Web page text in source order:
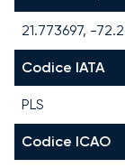
21.773697, -
Codice IATA
PLS
Codice ICAO